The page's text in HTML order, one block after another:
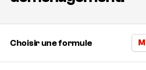
Choisir une formule